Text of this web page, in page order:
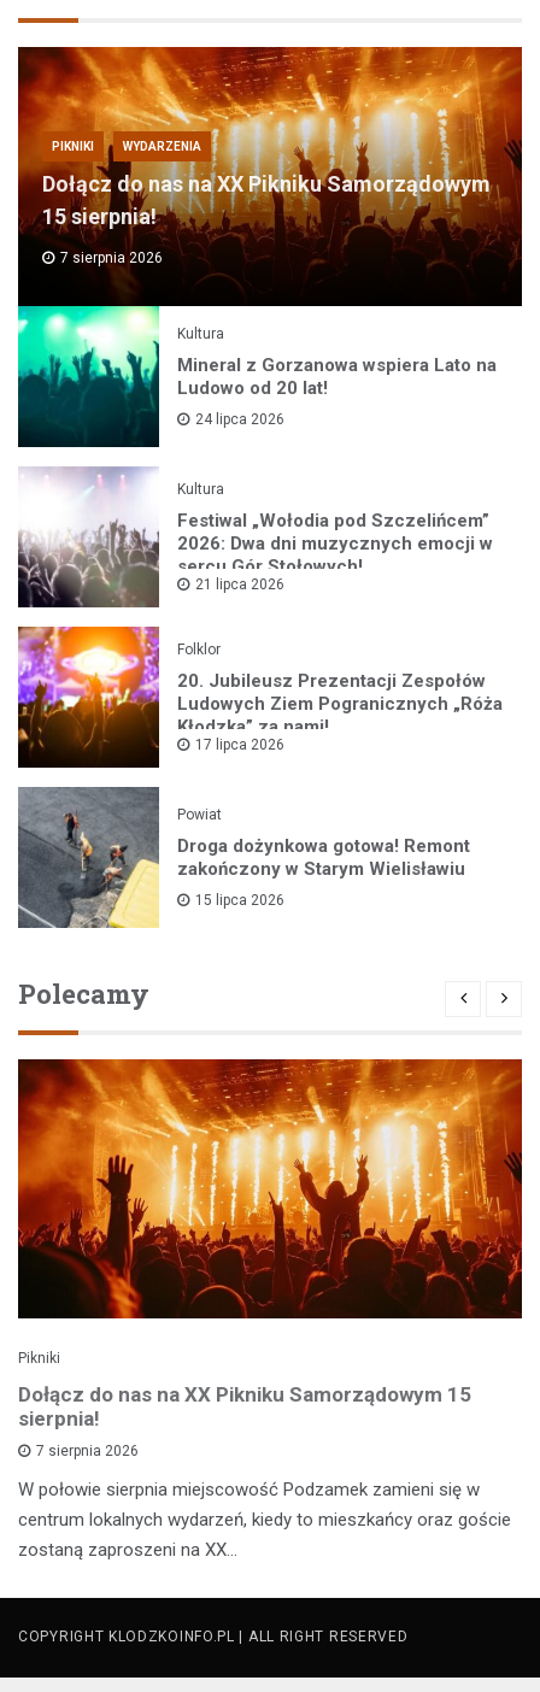
PIKNIKI WYDARZENIA
Dołącz do nas na XX Pikniku Samorządowym
15 sierpnia!
7 sierpnia 2026
Kultura
Mineral z Gorzanowa wspiera Lato na
Ludowo od 20 lat!
24 lipca 2026
Kultura
Festiwal „Wołodia pod Szczelińcem”
2026: Dwa dni muzycznych emocji w
sercu Gór Stołowych!
21 lipca 2026
Folklor
20. Jubileusz Prezentacji Zespołów
Ludowych Ziem Pogranicznych „Róża
Kłodzka” za nami!
17 lipca 2026
Powiat
Droga dożynkowa gotowa! Remont
zakończony w Starym Wielisławiu
15 lipca 2026
Polecamy
Pikniki
Dołącz do nas na XX Pikniku Samorządowym 15
sierpnia!
7 sierpnia 2026
W połowie sierpnia miejscowość Podzamek zamieni się w
centrum lokalnych wydarzeń, kiedy to mieszkańcy oraz goście
zostaną zaproszeni na XX…
COPYRIGHT KLODZKOINFO.PL | ALL RIGHT RESERVED